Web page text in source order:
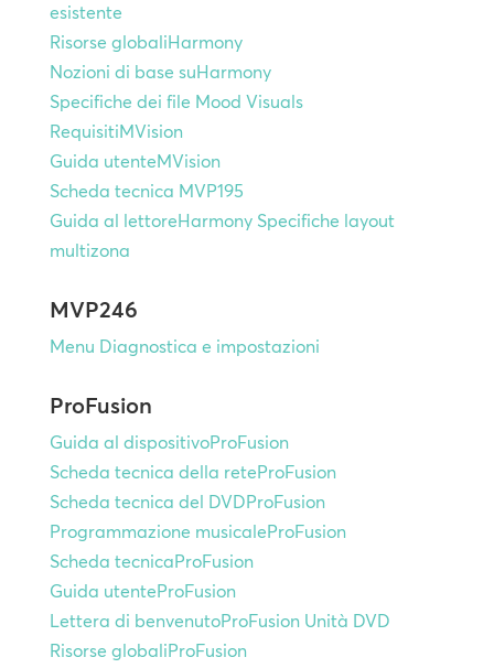
esistente
Risorse globaliHarmony
Nozioni di base suHarmony
Specifiche dei file Mood Visuals
RequisitiMVision
Guida utenteMVision
Scheda tecnica MVP195
Guida al lettoreHarmony Specifiche layout
multizona
MVP246
Menu Diagnostica e impostazioni
ProFusion
Guida al dispositivoProFusion
Scheda tecnica della reteProFusion
Scheda tecnica del DVDProFusion
Programmazione musicaleProFusion
Scheda tecnicaProFusion
Guida utenteProFusion
Lettera di benvenutoProFusion Unità DVD
Risorse globaliProFusion